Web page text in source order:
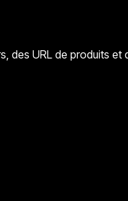
des URL de produits